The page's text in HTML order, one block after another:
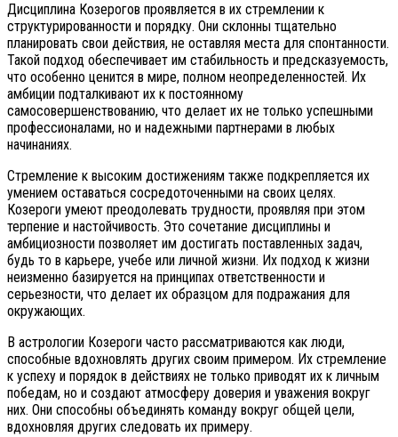
Дисциплина Козерогов проявляется в их стремлении к
структурированности и порядку. Они склонны тщательно
планировать свои действия, не оставляя места для спонтанности.
Такой подход обеспечивает им стабильность и предсказуемость,
что особенно ценится в мире, полном неопределенностей. Их
амбиции подталкивают их к постоянному
самосовершенствованию, что делает их не только успешными
профессионалами, но и надежными партнерами в любых
начинаниях.
Стремление к высоким достижениям также подкрепляется их
умением оставаться сосредоточенными на своих целях.
Козероги умеют преодолевать трудности, проявляя при этом
терпение и настойчивость. Это сочетание дисциплины и
амбициозности позволяет им достигать поставленных задач,
будь то в карьере, учебе или личной жизни. Их подход к жизни
неизменно базируется на принципах ответственности и
серьезности, что делает их образцом для подражания для
окружающих.
В астрологии Козероги часто рассматриваются как люди,
способные вдохновлять других своим примером. Их стремление
к успеху и порядок в действиях не только приводят их к личным
победам, но и создают атмосферу доверия и уважения вокруг
них. Они способны объединять команду вокруг общей цели,
вдохновляя других следовать их примеру.